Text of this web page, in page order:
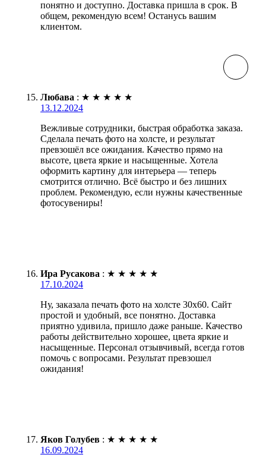
понятно и доступно. Доставка пришла в срок. В
общем, рекомендую всем! Останусь вашим
клиентом.
Любава : ★ ★ ★ ★ ★
13.12.2024
Вежливые сотрудники, быстрая обработка заказа.
Сделала печать фото на холсте, и результат
превзошёл все ожидания. Качество прямо на
высоте, цвета яркие и насыщенные. Хотела
оформить картину для интерьера — теперь
смотрится отлично. Всё быстро и без лишних
проблем. Рекомендую, если нужны качественные
фотосувениры!
Ира Русакова : ★ ★ ★ ★ ★
17.10.2024
Ну, заказала печать фото на холсте 30х60. Сайт
простой и удобный, все понятно. Доставка
приятно удивила, пришло даже раньше. Качество
работы действительно хорошее, цвета яркие и
насыщенные. Персонал отзывчивый, всегда готов
помочь с вопросами. Результат превзошел
ожидания!
Яков Голубев : ★ ★ ★ ★ ★
16.09.2024